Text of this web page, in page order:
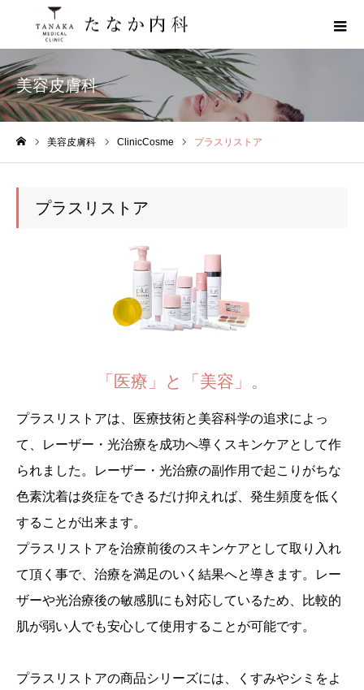
美容皮膚科
美容皮膚科 ClinicCosme プラスリストア
プラスリストア
「医療」と「美容」。
プラスリストアは、医療技術と美容科学の追求によっ
て、レーザー・光治療を成功へ導くスキンケアとして作
られました。レーザー・光治療の副作用で起こりがちな
色素沈着は炎症をできるだけ抑えれば、発生頻度を低く
することが出来ます。
プラスリストアを治療前後のスキンケアとして取り入れ
て頂く事で、治療を満足のいく結果へと導きます。レー
ザーや光治療後の敏感肌にも対応しているため、比較的
肌が弱い人でも安心して使用することが可能です。
プラスリストアの商品シリーズには、くすみやシミをよ